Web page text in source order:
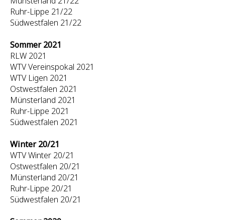
Ruhr-Lippe 21/22
Südwestfalen 21/22
Sommer 2021
RLW 2021
WTV Vereinspokal 2021
WTV Ligen 2021
Ostwestfalen 2021
Münsterland 2021
Ruhr-Lippe 2021
Südwestfalen 2021
Winter 20/21
WTV Winter 20/21
Ostwestfalen 20/21
Münsterland 20/21
Ruhr-Lippe 20/21
Südwestfalen 20/21